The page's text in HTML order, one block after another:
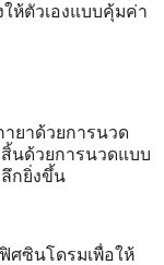
ห้ตัวเองแบบคุ้มค่า
ยาด้วยการนวด
นด้วยการนวดแบบ
กยิ่งขึ้น
ศซินโดรมเพื่อให้